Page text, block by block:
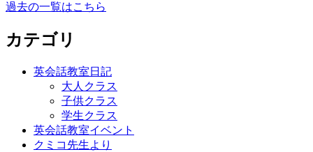
過去の一覧はこちら
カテゴリ
英会話教室日記
大人クラス
子供クラス
学生クラス
英会話教室イベント
クミコ先生より